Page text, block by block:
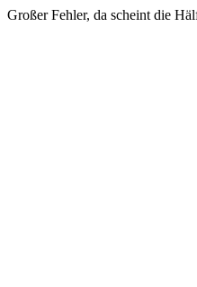
Großer Fehler, da scheint die